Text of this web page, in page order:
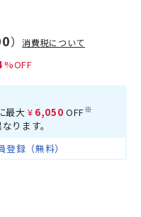
）消費税について
最大 ¥6,050 OFF※
ります。
登録（無料）